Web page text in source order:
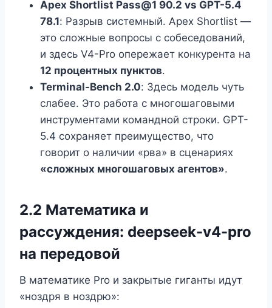
Apex Shortlist Pass@1 90.2 vs GPT-5.4
78.1: Разрыв системный. Apex Shortlist —
это сложные вопросы с собеседований,
и здесь V4-Pro опережает конкурента на
12 процентных пунктов.
Terminal-Bench 2.0: Здесь модель чуть
слабее. Это работа с многошаговыми
инструментами командной строки. GPT-
5.4 сохраняет преимущество, что
говорит о наличии «рва» в сценариях
«сложных многошаговых агентов».
2.2 Математика и
рассуждения: deepseek-v4-pro
на передовой
В математике Pro и закрытые гиганты идут
«ноздря в ноздрю»: